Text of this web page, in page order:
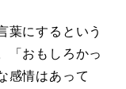
葉にするという
「おもしろかっ
感情はあって